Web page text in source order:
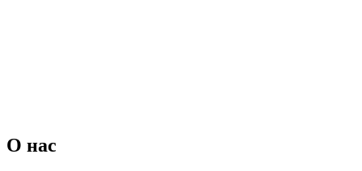
О нас